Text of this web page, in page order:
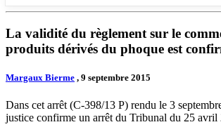
La validité du règlement sur le
produits dérivés du phoque est
Margaux Bierme , 9 septembre 2015
Dans cet arrêt (C-398/13 P) rendu le 3
justice confirme un arrêt du Tribunal du 25 avril